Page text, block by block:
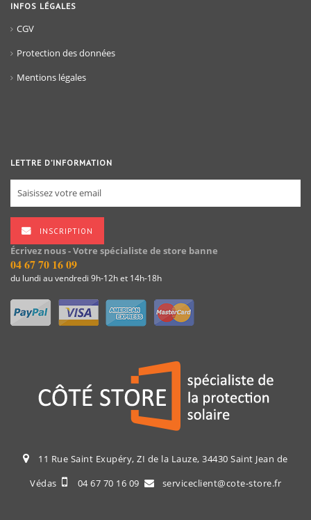
INFOS LÉGALES
CGV
Protection des données
Mentions légales
LETTRE D’INFORMATION
INSCRIPTION
Écrivez nous - Votre spécialiste de store banne
04 67 70 16 09
du lundi au vendredi 9h-12h et 14h-18h
11 Rue Saint Exupéry, ZI de la Lauze, 34430 Saint Jean de
Védas
04 67 70 16 09 serviceclient@cote-store.fr